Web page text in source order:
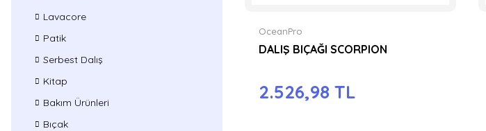
Lavacore
Patik
Serbest Dalış
Kitap
Bakım Ürünleri
Bıçak
OceanPro
DALIŞ BIÇAĞI SCORPION
2.526,98 TL